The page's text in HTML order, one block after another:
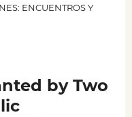
ENCUENTROS Y
by Two